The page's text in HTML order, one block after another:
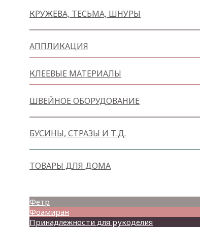
КРУЖЕВА, ТЕСЬМА, ШНУРЫ
АППЛИКАЦИЯ
КЛЕЕВЫЕ МАТЕРИАЛЫ
ШВЕЙНОЕ ОБОРУДОВАНИЕ
БУСИНЫ, СТРАЗЫ И Т.Д.
ТОВАРЫ ДЛЯ ДОМА
Фетр
Фоамиран
Принадлежности для рукоделия